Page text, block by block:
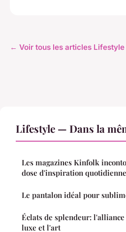
← Voir tous les articles Lifestyle
Lifestyle — Dans la
Les magazines Kinfolk
dose d'inspiration quotidienne
Le pantalon idéal pour
Éclats de splendeur:
luxe et l'art